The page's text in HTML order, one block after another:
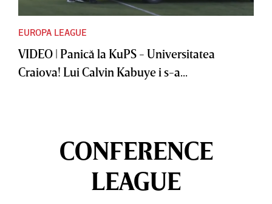
EUROPA LEAGUE
VIDEO | Panică la KuPS - Universitatea
Craiova! Lui Calvin Kabuye i s-a...
CONFERENCE
LEAGUE